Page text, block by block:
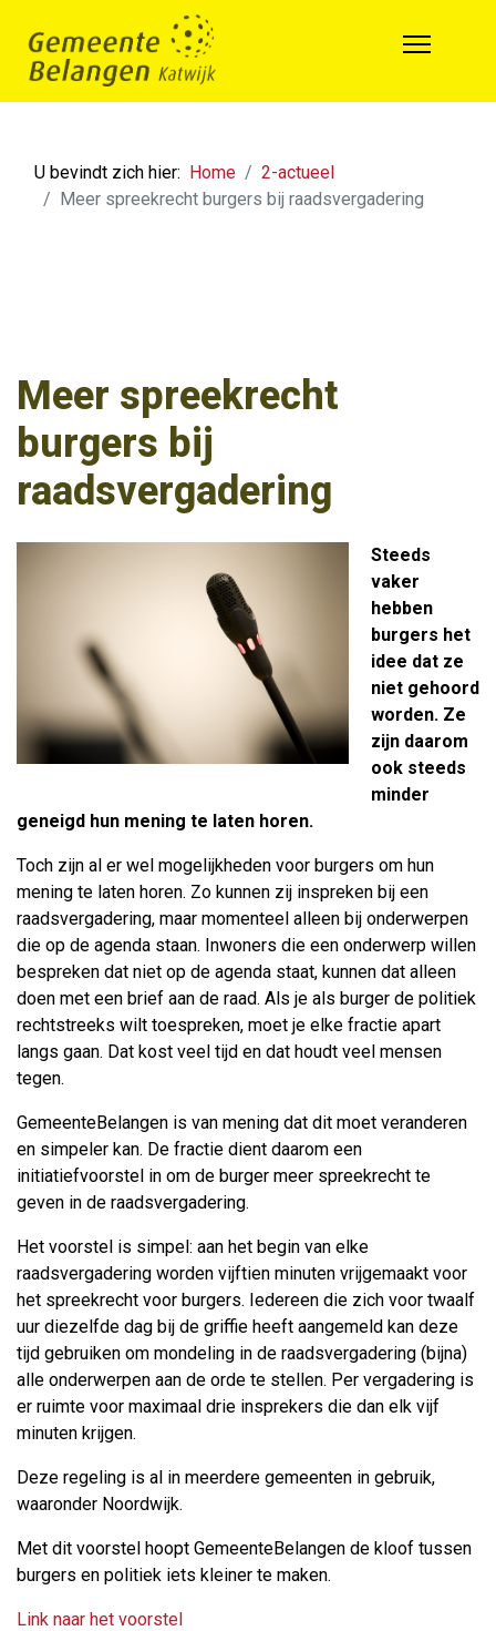
U bevindt zich hier: Home
2-actueel
Meer spreekrecht burgers bij raadsvergadering
Meer spreekrecht
burgers bij
raadsvergadering
Steeds
vaker
hebben
burgers het
idee dat ze
niet gehoord
worden. Ze
zijn daarom
ook steeds
minder
geneigd hun mening te laten horen.
Toch zijn al er wel mogelijkheden voor burgers om hun
mening te laten horen. Zo kunnen zij inspreken bij een
raadsvergadering, maar momenteel alleen bij onderwerpen
die op de agenda staan. Inwoners die een onderwerp willen
bespreken dat niet op de agenda staat, kunnen dat alleen
doen met een brief aan de raad. Als je als burger de politiek
rechtstreeks wilt toespreken, moet je elke fractie apart
langs gaan. Dat kost veel tijd en dat houdt veel mensen
tegen.
GemeenteBelangen is van mening dat dit moet veranderen
en simpeler kan. De fractie dient daarom een
initiatiefvoorstel in om de burger meer spreekrecht te
geven in de raadsvergadering.
Het voorstel is simpel: aan het begin van elke
raadsvergadering worden vijftien minuten vrijgemaakt voor
het spreekrecht voor burgers. Iedereen die zich voor twaalf
uur diezelfde dag bij de griffie heeft aangemeld kan deze
tijd gebruiken om mondeling in de raadsvergadering (bijna)
alle onderwerpen aan de orde te stellen. Per vergadering is
er ruimte voor maximaal drie insprekers die dan elk vijf
minuten krijgen.
Deze regeling is al in meerdere gemeenten in gebruik,
waaronder Noordwijk.
Met dit voorstel hoopt GemeenteBelangen de kloof tussen
burgers en politiek iets kleiner te maken.
Link naar het voorstel